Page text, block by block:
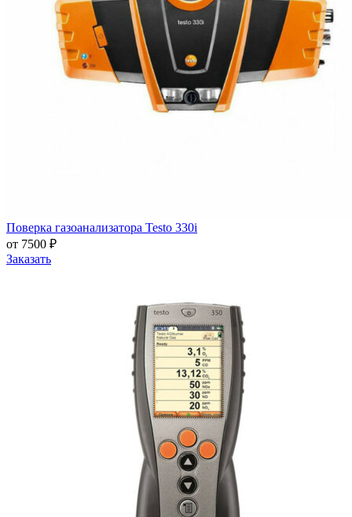
Поверка газоанализатора Testo 330i
от 7500 ₽
Заказать